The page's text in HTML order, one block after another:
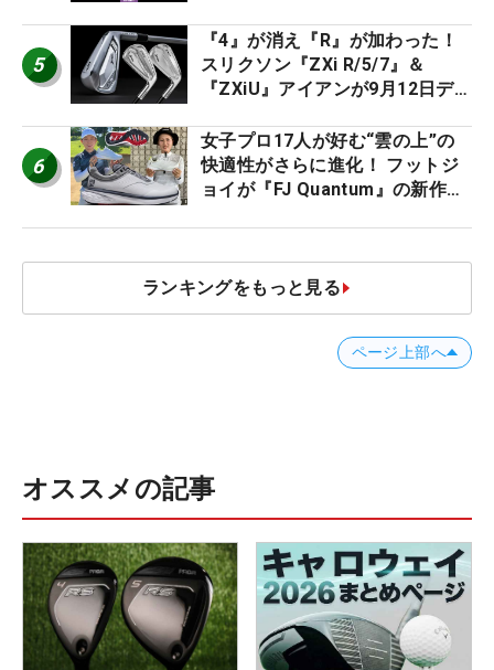
5
『4』が消え『R』が加わった！
スリクソン『ZXi R/5/7』＆
『ZXiU』アイアンが9月12日デ
6
女子プロ17人が好む“雲の上”の
快適性がさらに進化！ フットジ
ョイが『FJ Quantum』の新作を
ランキングをもっと見る
ページ上部へ
オススメの記事